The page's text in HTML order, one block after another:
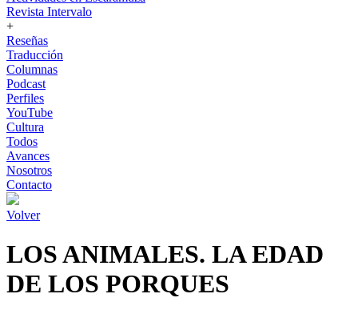
Revista Intervalo
+
Reseñas
Traducción
Columnas
Podcast
Perfiles
YouTube
Cultura
Todos
Avances
Nosotros
Contacto
Volver
LOS ANIMALES. LA EDAD
DE LOS PORQUES